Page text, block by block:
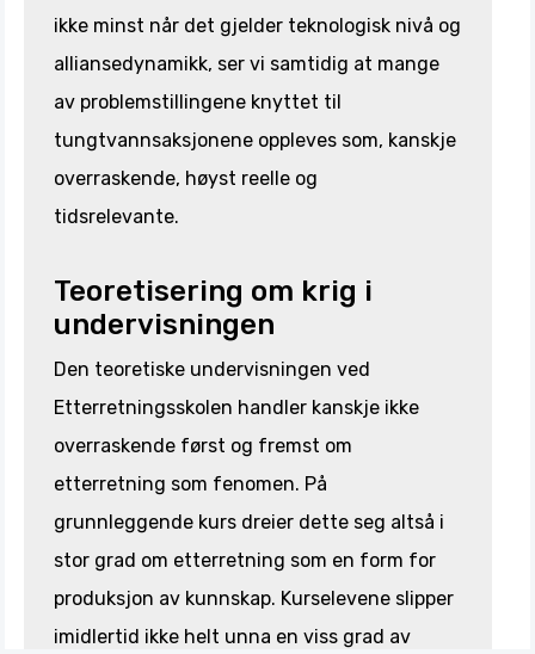
ikke minst når det gjelder teknologisk nivå og
alliansedynamikk, ser vi samtidig at mange
av problemstillingene knyttet til
tungtvannsaksjonene oppleves som, kanskje
overraskende, høyst reelle og
tidsrelevante.
Teoretisering om krig i
undervisningen
Den teoretiske undervisningen ved
Etterretningsskolen handler kanskje ikke
overraskende først og fremst om
etterretning som fenomen. På
grunnleggende kurs dreier dette seg altså i
stor grad om etterretning som en form for
produksjon av kunnskap. Kurselevene slipper
imidlertid ikke helt unna en viss grad av